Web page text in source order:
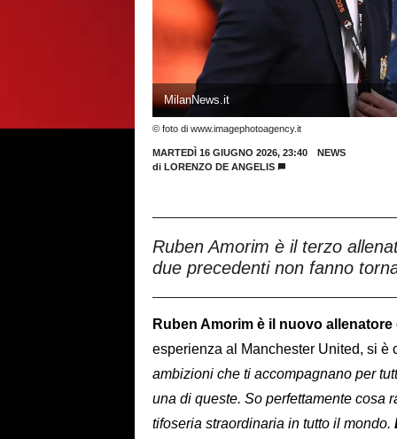
MilanNews.it
© foto di www.imagephotoagency.it
MARTEDÌ 16 GIUGNO 2026, 23:40
NEWS
di LORENZO DE ANGELIS
Ruben Amorim è il terzo
due precedenti non fanno
Ruben Amorim è il nuovo allenatore
esperienza al Manchester United, si è
ambizioni che ti accompagnano per
una di queste. So perfettamente cosa
tifoseria straordinaria in tutto il mondo.